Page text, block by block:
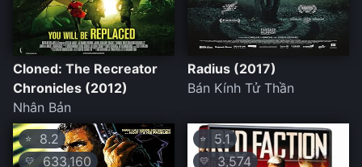
Cloned: The Recreator
Chronicles (2012)
Nhân Bản
Radius (2017)
Bán Kính Tử Thần
⭐ 8.2
💛 633,160
⭐ 5.1
💛 3,574